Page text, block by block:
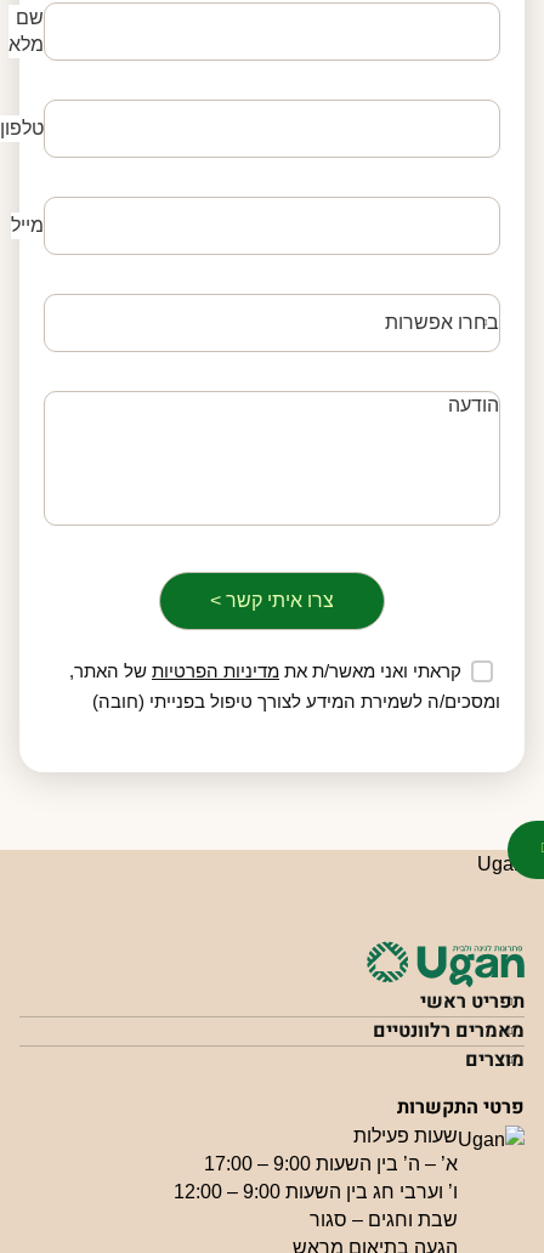
שם
מלא
טלפון
מייל
קראתי ואני מאשר/ת את מדיניות הפרטיותשל האתר,
ומסכים/ה לשמירת המידע לצורך טיפול בפנייתי (חובה)
תפריט ראשי
מאמרים רלוונטיים
מוצרים
פרטי התקשרות
שעות פעילות
א’ – ה’ בין השעות 9:00 – 17:00
ו’ וערבי חג בין השעות 9:00 – 12:00
שבת וחגים – סגור
הגעה בתיאום מראש